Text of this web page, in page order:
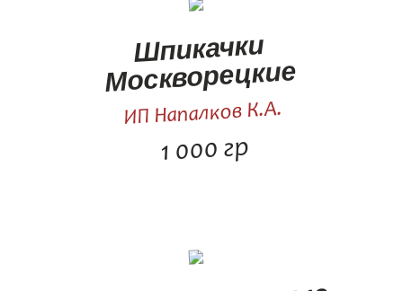
Шпикачки
Москворецкие
ИП Напалков К.А.
1 000 гр